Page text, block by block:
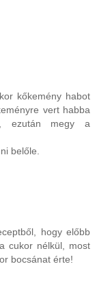
kőkemény habot
vert habba
ezután megy a
belőle.
hogy előbb
cukor nélkül, most
bocsánat érte!